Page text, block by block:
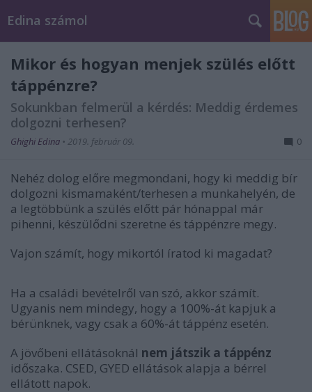
Edina számol
Mikor és hogyan menjek szülés előtt
táppénzre?
Sokunkban felmerül a kérdés: Meddig érdemes
dolgozni terhesen?
Ghighi Edina • 2019. február 09. 0
Nehéz dolog előre megmondani, hogy ki meddig bír
dolgozni kismamaként/terhesen a munkahelyén, de
a legtöbbünk a szülés előtt pár hónappal már
pihenni, készülődni szeretne és táppénzre megy.
Vajon számít, hogy mikortól íratod ki magadat?
Ha a családi bevételről van szó, akkor számít.
Ugyanis nem mindegy, hogy a 100%-át kapjuk a
bérünknek, vagy csak a 60%-át táppénz esetén.
A jövőbeni ellátásoknál nem játszik a táppénz
időszaka. CSED, GYED ellátások alapja a bérrel
ellátott napok.